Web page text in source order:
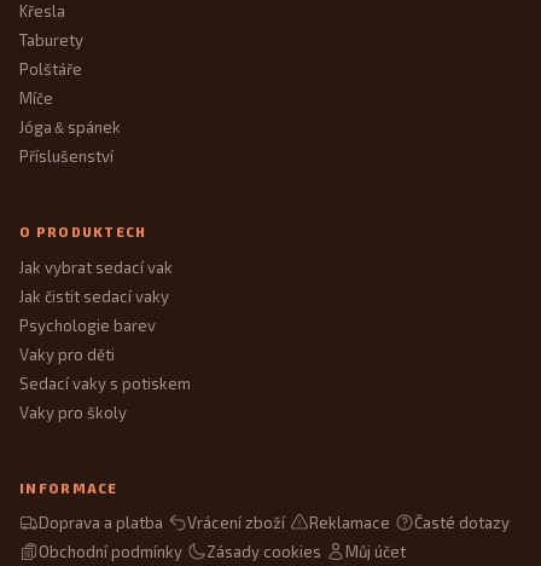
Křesla
Taburety
Polštáře
Míče
Jóga&spánek
Příslušenství
O PRODUKTECH
Jak vybrat sedací vak
Jak čistit sedací vaky
Psychologie barev
Vaky pro děti
Sedací vaky s potiskem
Vaky pro školy
INFORMACE
Doprava a platba Vrácení zboží Reklamace
Časté dotazy
Obchodní podmínky
Zásady cookies Můj účet